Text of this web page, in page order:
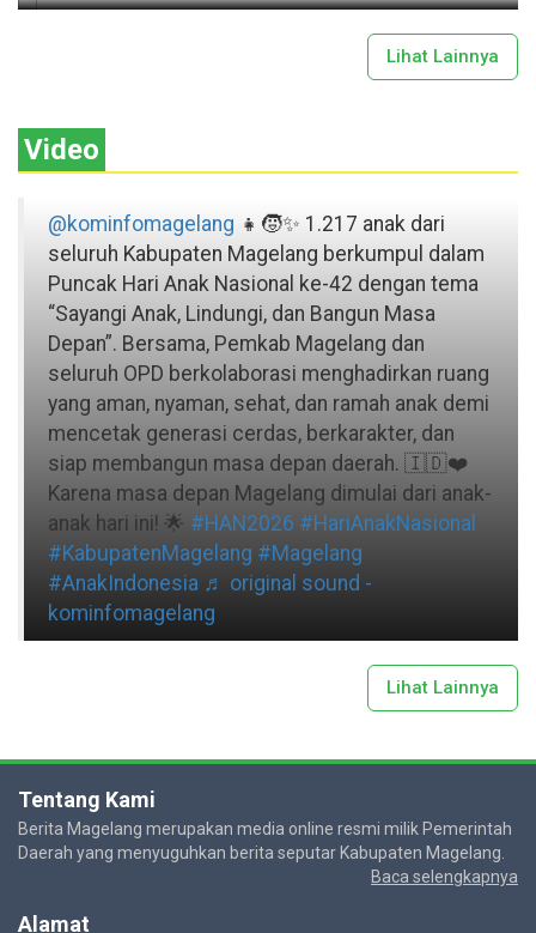
Lihat Lainnya
Video
@kominfomagelang 👧🧒✨ 1.217 anak dari
seluruh Kabupaten Magelang berkumpul dalam
Puncak Hari Anak Nasional ke-42 dengan tema
“Sayangi Anak, Lindungi, dan Bangun Masa
Depan”. Bersama, Pemkab Magelang dan
seluruh OPD berkolaborasi menghadirkan ruang
yang aman, nyaman, sehat, dan ramah anak demi
mencetak generasi cerdas, berkarakter, dan
siap membangun masa depan daerah. 🇮🇩❤️
Karena masa depan Magelang dimulai dari anak-
anak hari ini! 🌟 #HAN2026 #HariAnakNasional
#KabupatenMagelang #Magelang
#AnakIndonesia ♬ original sound -
kominfomagelang
Lihat Lainnya
Tentang Kami
Berita Magelang merupakan media online resmi milik Pemerintah
Daerah yang menyuguhkan berita seputar Kabupaten Magelang.
Baca selengkapnya
Alamat